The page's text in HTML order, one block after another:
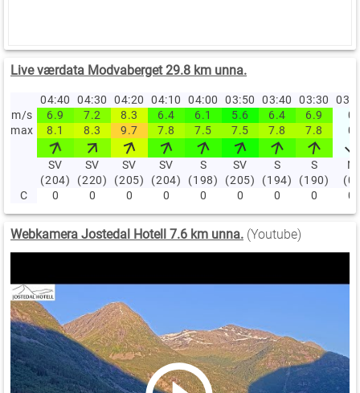
Live værdata Modvaberget 29.8 km unna.
04:40 04:30 04:20 04:10 04:00 03:50 03:40 03:30
m/s
6.9 7.2 8.3 6.4 6.1 5.6 6.4 6.9
0
max
8.1 8.3 9.7 7.8 7.5 7.5 7.8 7.8 0
SV
(204)
SV
(220)
SV
(205)
SV
(204)
S
(198)
SV
(205)
S
(194)
S
(190)
N
(0)
C
0 0 0 0 0 0 0 0 0
Webkamera Jostedal Hotell 7.6 km unna. (Youtube)